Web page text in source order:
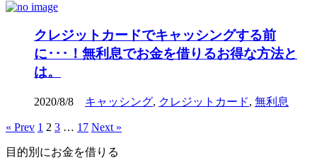
クレジットカードでキャッシングする前
に･･･！無利息でお金を借りるお得な方法と
は。
2020/8/8 キャッシング, クレジットカード, 無利息
« Prev 1 2 3 … 17 Next »
目的別にお金を借りる